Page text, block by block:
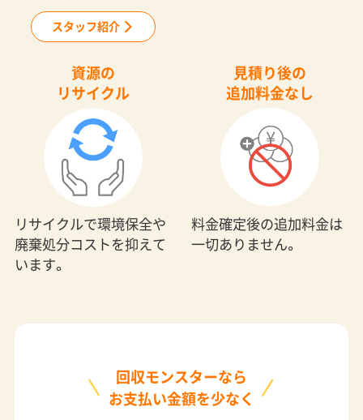
スタッフ紹介
資源の
リサイクル
リサイクルで環境保全や
廃棄処分コストを抑えて
います。
見積り後の
追加料金なし
料金確定後の追加料金は
一切ありません。
回収モンスターなら
お支払い金額を少なく